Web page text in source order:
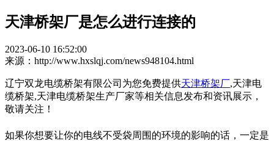
天津桥架厂是怎么进行连接的
2023-06-10 16:52:00
来源：http://www.hxslqj.com/news948104.html
辽宁双龙电缆桥架有限公司为您免费提供天津桥架厂,天津电
缆桥架,天津电缆桥架生产厂家等相关信息发布和资讯展示，
敬请关注！
如果你想要让你的电线不受袋周围的环境的影响的话，一定是